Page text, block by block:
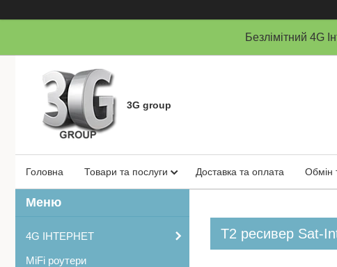
Безлімітний
3G group
Головна Товари та послуги Доставка та оплата Обмін
Т2 ресивер Sat-
4G ІНТЕРНЕТ
MiFi роутери